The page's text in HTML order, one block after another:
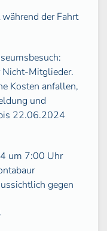
der Fahrt
Mitglieder.
Kosten anfallen,
und
22.06.2024
um 7:00 Uhr
gegen